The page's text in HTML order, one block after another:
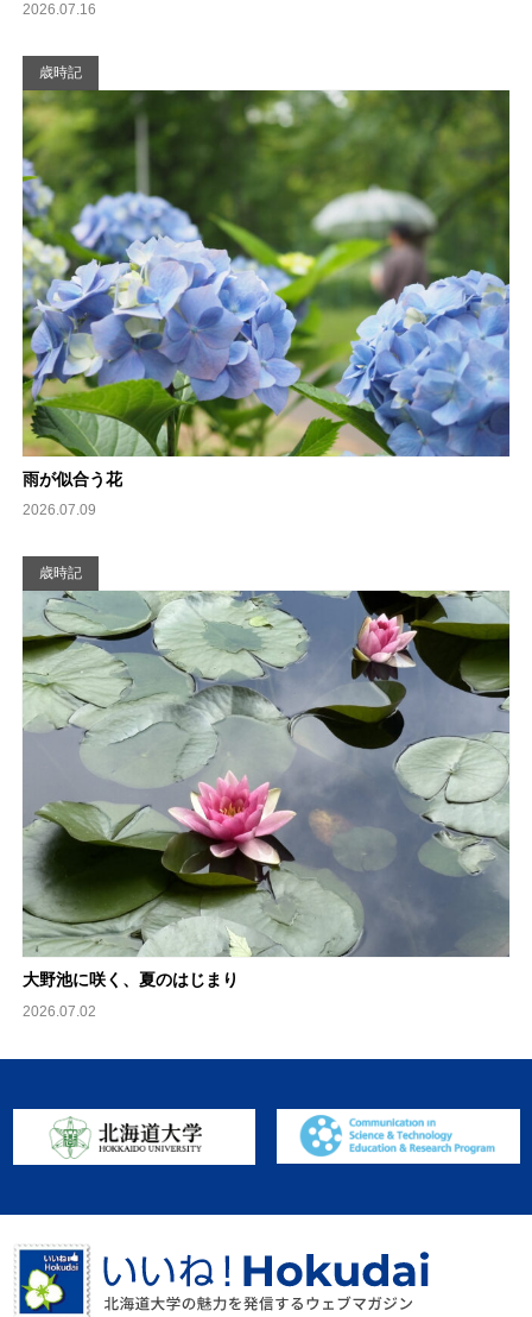
2026.07.16
歳時記
雨が似合う花
2026.07.09
歳時記
大野池に咲く、夏のはじまり
2026.07.02